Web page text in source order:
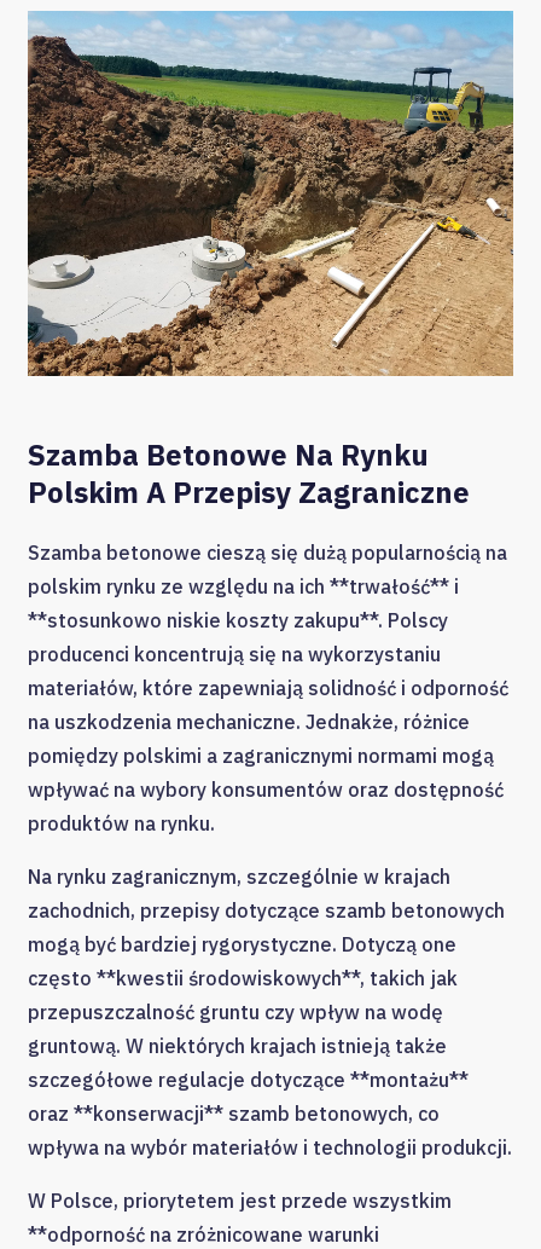
Szamba Betonowe Na Rynku
Polskim A Przepisy Zagraniczne
Szamba betonowe cieszą się dużą popularnością na
polskim rynku ze względu na ich **trwałość** i
**stosunkowo niskie koszty zakupu**. Polscy
producenci koncentrują się na wykorzystaniu
materiałów, które zapewniają solidność i odporność
na uszkodzenia mechaniczne. Jednakże, różnice
pomiędzy polskimi a zagranicznymi normami mogą
wpływać na wybory konsumentów oraz dostępność
produktów na rynku.
Na rynku zagranicznym, szczególnie w krajach
zachodnich, przepisy dotyczące szamb betonowych
mogą być bardziej rygorystyczne. Dotyczą one
często **kwestii środowiskowych**, takich jak
przepuszczalność gruntu czy wpływ na wodę
gruntową. W niektórych krajach istnieją także
szczegółowe regulacje dotyczące **montażu**
oraz **konserwacji** szamb betonowych, co
wpływa na wybór materiałów i technologii produkcji.
W Polsce, priorytetem jest przede wszystkim
**odporność na zróżnicowane warunki